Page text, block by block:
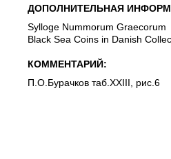
ДОПОЛНИТЕЛЬНАЯ
Sylloge Nummorum Graecorum
Black Sea Coins in Danish
КОММЕНТАРИЙ:
П.О.Бурачков таб.XXIII, рис.6